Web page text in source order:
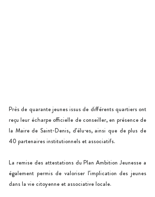
Près de quarante jeunes issus de différents quartiers ont
reçu leur écharpe officielle de conseiller, en présence de
la Maire de Saint-Denis, d’élu·es, ainsi que de plus de
40 partenaires institutionnels et associatifs.
La remise des attestations du Plan Ambition Jeunesse a
également permis de valoriser l’implication des jeunes
dans la vie citoyenne et associative locale.